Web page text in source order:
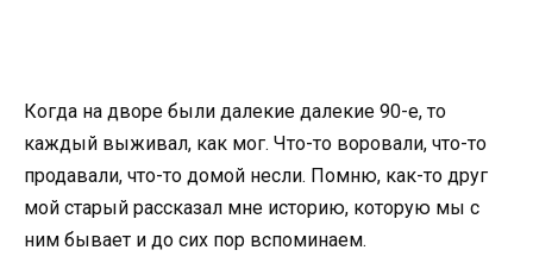
Когда на дворе были далекие далекие 90-е, то
каждый выживал, как мог. Что-то воровали, что-то
продавали, что-то домой несли. Помню, как-то друг
мой старый рассказал мне историю, которую мы с
ним бывает и до сих пор вспоминаем.